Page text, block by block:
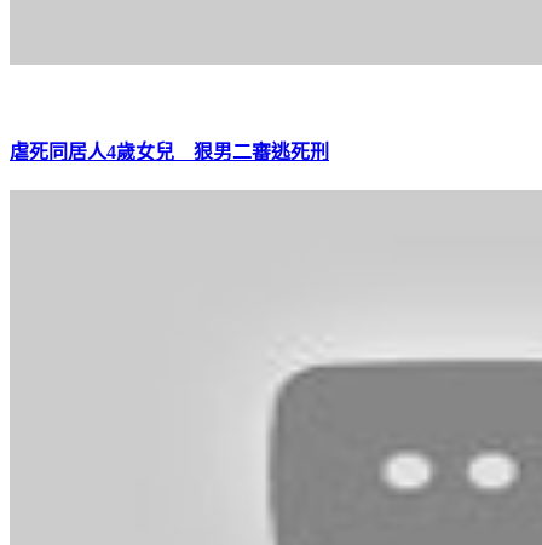
虐死同居人4歲女兒 狠男二審逃死刑